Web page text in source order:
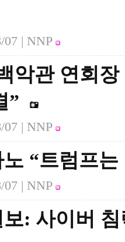
07 | NNP
악관 연회
”
07 | NNP
“트럼프
07 | NNP
: 사이버